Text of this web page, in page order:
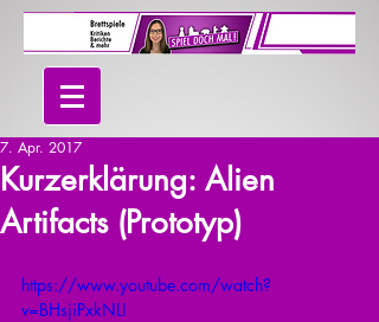
Kurzerklärung: Alien
Artifacts (Prototyp)
7. Apr. 2017
https://www.youtube.com/watch?
v=BHsjiPxkNLI